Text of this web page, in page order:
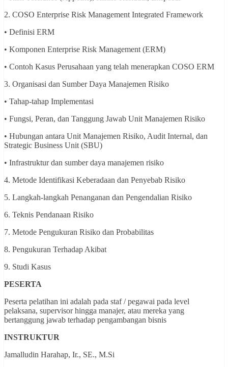
2. COSO Enterprise Risk Management Integrated Framework
• Definisi ERM
• Komponen Enterprise Risk Management (ERM)
• Contoh Kasus Perusahaan yang telah menerapkan COSO ERM
3. Organisasi dan Sumber Daya Manajemen Risiko
• Tahap-tahap Implementasi
• Fungsi, Peran, dan Tanggung Jawab Unit Manajemen Risiko
• Hubungan antara Unit Manajemen Risiko, Audit Internal, dan
Strategic Business Unit (SBU)
• Infrastruktur dan sumber daya manajemen risiko
4. Metode Identifikasi Keberadaan dan Penyebab Risiko
5. Langkah-langkah Penanganan dan Pengendalian Risiko
6. Teknis Pendanaan Risiko
7. Metode Pengukuran Risiko dan Probabilitas
8. Pengukuran Terhadap Akibat
9. Studi Kasus
PESERTA
Peserta pelatihan ini adalah pada staf / pegawai pada level
pelaksana, supervisor hingga manajer, atau mereka yang
bertanggung jawab terhadap pengambangan bisnis
INSTRUKTUR
Jamalludin Harahap, Ir., SE., M.Si